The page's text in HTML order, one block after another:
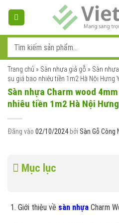
dung
kiếm:
Trang chủ » Sàn nhựa giả gỗ » Sàn
su giá bao nhiêu tiền 1m2 Hà Nội Hưng
Sàn nhựa Charm wood
nhiêu tiền 1m2 Hà Nội
Đăng vào 02/10/2024 bởi Sàn Gỗ Công
Mục lục
Giới thiệu về sàn nhựaCharm